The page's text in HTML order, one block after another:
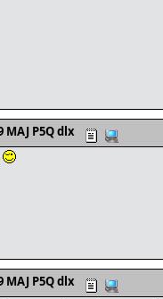
P5Q dlx
P5Q dlx